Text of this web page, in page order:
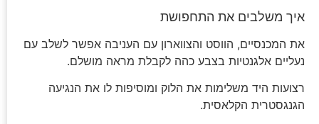
איך משלבים את התחפושת
את המכנסיים, הווסט והצווארון עם העניבה אפשר לשלב עם
נעליים אלגנטיות בצבע כהה לקבלת מראה מושלם.
רצועות היד משלימות את הלוק ומוסיפות לו את הנגיעה
הגנגסטרית הקלאסית.